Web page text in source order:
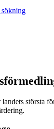
sökning
största